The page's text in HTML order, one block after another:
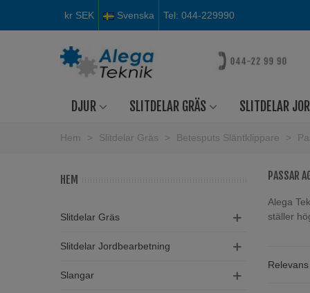
kr SEK Svenska Tel: 044-229990
DJUR SLITDELAR GRÄS SLITDELAR
Hem > Slitdelar Gräs > Betesputs Släntklippare >
HEM
Slitdelar Gräs
Slitdelar Jordbearbetning
Slangar
PASSAR
Alega
ställer
Relevans